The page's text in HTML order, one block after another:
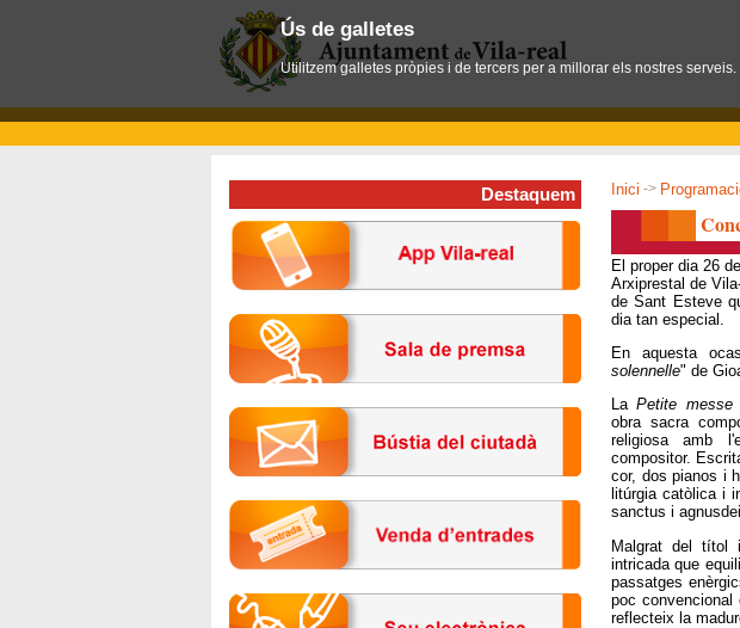
Inici ->
El proper dia 26
Arxiprestal de
de Sant Esteve
dia tan especial.
En aquesta
solennelle" de
LaPetite messe
obra sacra
religiosa amb
compositor.
cor, dos pianos i
litúrgia catòlica i
sanctus i
Malgrat del títol
intricada que
passatges
poc
reflecteix la
Destaquem
Ús de galletes
Utilitzem galletes pròpies i de tercers per a millorar els nostres